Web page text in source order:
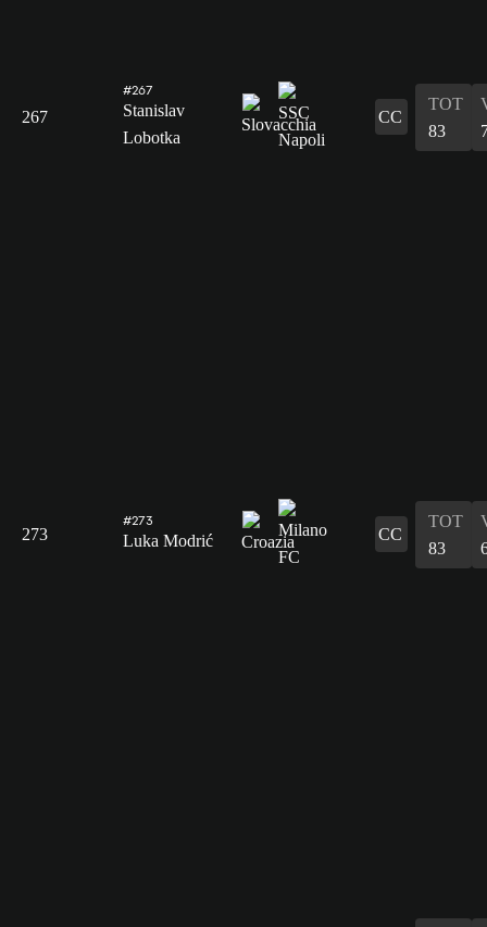
267
#267
Stanislav
Lobotka
CC
TOT
83
273
#273
Luka Modrić CC
TOT
83